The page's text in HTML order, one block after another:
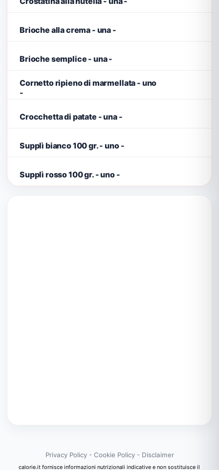
Brioche alla crema - una -
Brioche semplice - una -
Cornetto ripieno di marmellata - uno
-
Crocchetta di patate - una -
Supplì bianco 100 gr. - uno -
Supplì rosso 100 gr. - uno -
Privacy Policy- Cookie Policy- Disclaimer
calorie.it fornisce informazioni nutrizionali indicative e non sostituisce il